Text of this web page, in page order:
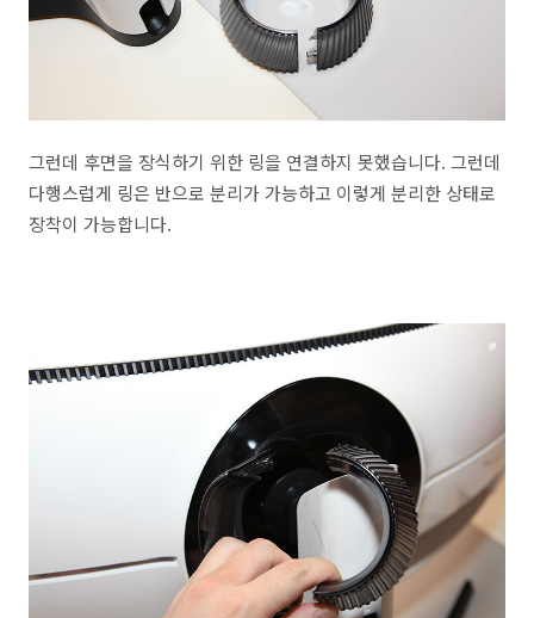
그런데 후면을 장식하기 위한 링을 연결하지 못했습니다. 그런데
다행스럽게 링은 반으로 분리가 가능하고 이렇게 분리한 상태로
장착이 가능합니다.